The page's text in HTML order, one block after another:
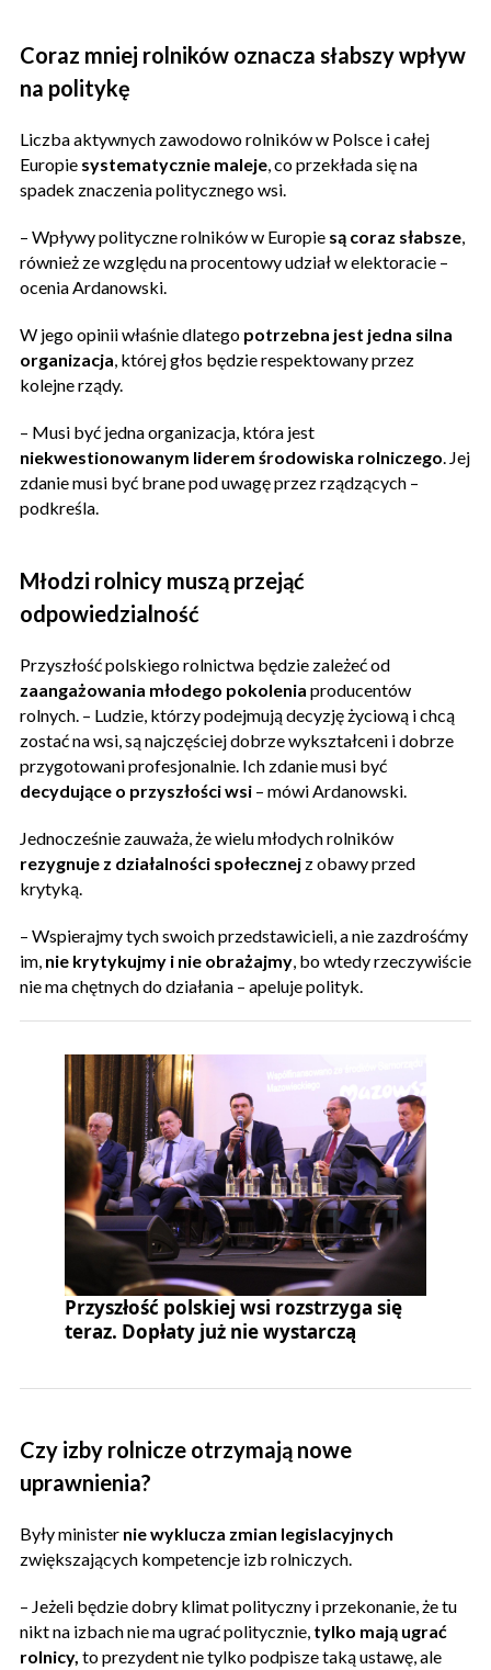
Coraz mniej rolników oznacza słabszy wpływ
na politykę
Liczba aktywnych zawodowo rolników w Polsce i całej
Europie systematycznie maleje, co przekłada się na
spadek znaczenia politycznego wsi.
– Wpływy polityczne rolników w Europie są coraz słabsze,
również ze względu na procentowy udział w elektoracie –
ocenia Ardanowski.
W jego opinii właśnie dlatego potrzebna jest jedna silna
organizacja, której głos będzie respektowany przez
kolejne rządy.
– Musi być jedna organizacja, która jest
niekwestionowanym liderem środowiska rolniczego. Jej
zdanie musi być brane pod uwagę przez rządzących –
podkreśla.
Młodzi rolnicy muszą przejąć
odpowiedzialność
Przyszłość polskiego rolnictwa będzie zależeć od
zaangażowania młodego pokolenia producentów
rolnych. – Ludzie, którzy podejmują decyzję życiową i chcą
zostać na wsi, są najczęściej dobrze wykształceni i dobrze
przygotowani profesjonalnie. Ich zdanie musi być
decydujące o przyszłości wsi – mówi Ardanowski.
Jednocześnie zauważa, że wielu młodych rolników
rezygnuje z działalności społecznej z obawy przed
krytyką.
– Wspierajmy tych swoich przedstawicieli, a nie zazdrośćmy
im, nie krytykujmy i nie obrażajmy, bo wtedy rzeczywiście
nie ma chętnych do działania – apeluje polityk.
Przyszłość polskiej wsi rozstrzyga się
teraz. Dopłaty już nie wystarczą
Czy izby rolnicze otrzymają nowe
uprawnienia?
Były minister nie wyklucza zmian legislacyjnych
zwiększających kompetencje izb rolniczych.
– Jeżeli będzie dobry klimat polityczny i przekonanie, że tu
nikt na izbach nie ma ugrać politycznie, tylko mają ugrać
rolnicy, to prezydent nie tylko podpisze taką ustawę, ale